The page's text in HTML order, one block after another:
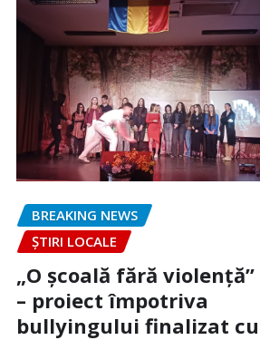
BREAKING NEWS
ȘTIRI LOCALE
„O școală fără violență”
– proiect împotriva
bullyingului finalizat cu